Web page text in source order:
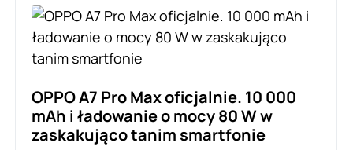
OPPO A7 Pro Max oficjalnie. 10 000
mAh i ładowanie o mocy 80 W w
zaskakująco tanim smartfonie